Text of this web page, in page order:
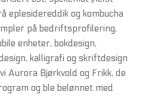
eplesidereddik og kombucha
på bedriftsprofilering,
enheter, bokdesign,
kalligrafi og skriftdesign
Aurora Bjørkvold og Frikk, de
og ble belønnet med